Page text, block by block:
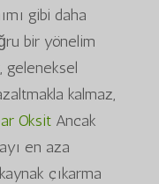
gibi daha
bir yönelim
geleneksel
kalmaz,
OksitAncak
en aza
çıkarma